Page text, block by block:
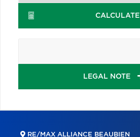
CALCULATE
LEGAL NOTE
RE/MAX ALLIANCE BEAUBIEN